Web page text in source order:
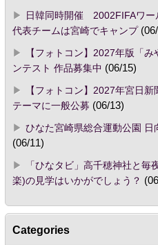
日韓同時開催 2002FIFAワー
代表チームは宮崎でキャンプ
【フォトコン】2027年版「
ンテスト 作品募集中 (06/15)
【フォトコン】2027年宮日
テーマに一般公募 (06/13)
ひなた宮崎県総合運動公園
(06/11)
「ひなタビ」高千穂神社と
楽)の見学はいかがでしょう？
Categories